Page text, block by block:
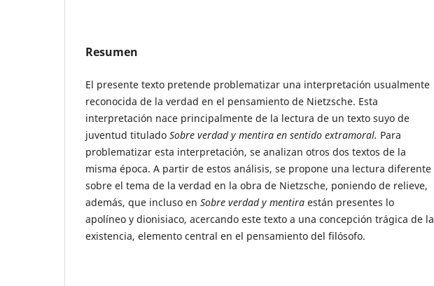
Resumen
El presente texto pretende problematizar una interpretación usualmente
reconocida de la verdad en el pensamiento de Nietzsche. Esta
interpretación nace principalmente de la lectura de un texto suyo de
juventud titulado Sobre verdad y mentira en sentido extramoral. Para
problematizar esta interpretación, se analizan otros dos textos de la
misma época. A partir de estos análisis, se propone una lectura diferente
sobre el tema de la verdad en la obra de Nietzsche, poniendo de relieve,
además, que incluso en Sobre verdad y mentira están presentes lo
apolíneo y dionisiaco, acercando este texto a una concepción trágica de la
existencia, elemento central en el pensamiento del filósofo.